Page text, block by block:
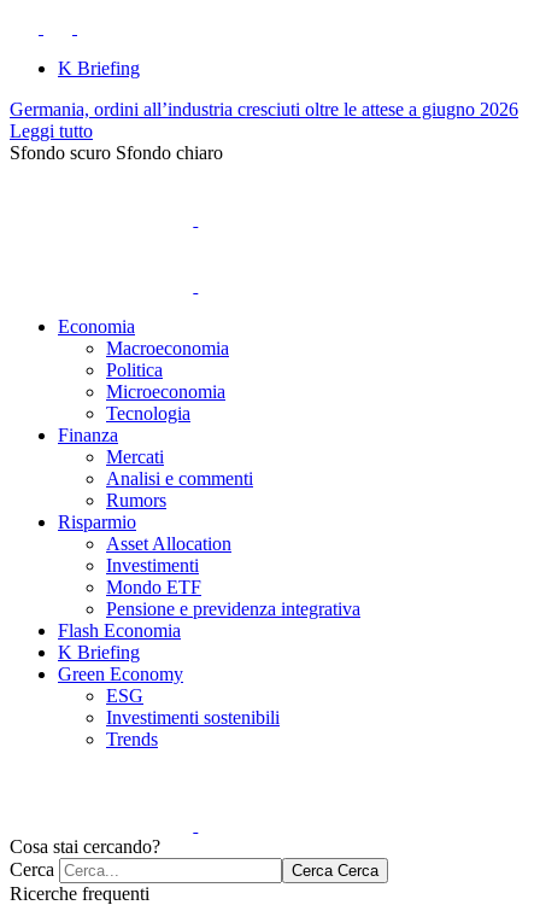
K Briefing
Germania, ordini all’industria cresciuti oltre le attese a giugno 2026
Leggi tutto
Sfondo scuro Sfondo chiaro
Economia
Macroeconomia
Politica
Microeconomia
Tecnologia
Finanza
Mercati
Analisi e commenti
Rumors
Risparmio
Asset Allocation
Investimenti
Mondo ETF
Pensione e previdenza integrativa
Flash Economia
K Briefing
Green Economy
ESG
Investimenti sostenibili
Trends
Cosa stai cercando?
Cerca
Cerca Cerca
Ricerche frequenti